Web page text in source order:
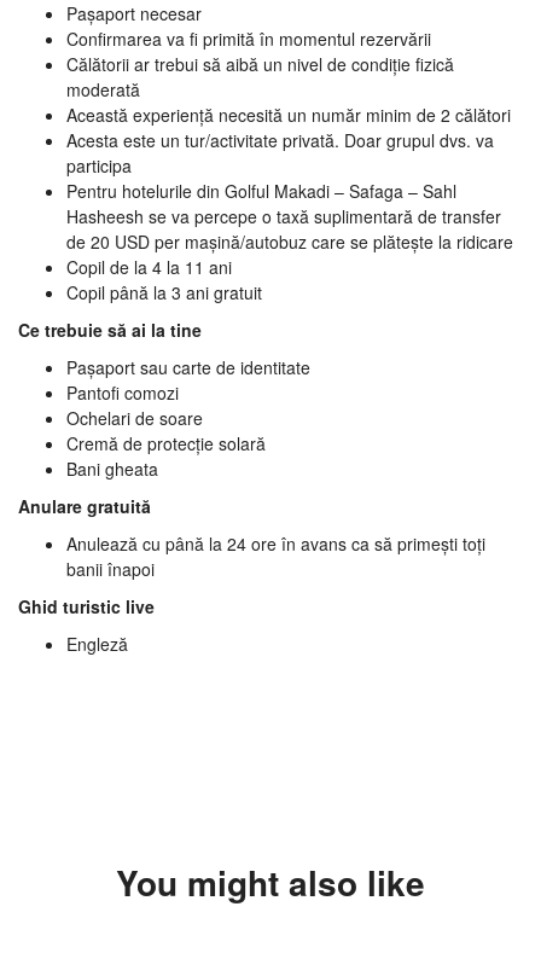
Pașaport necesar
Confirmarea va fi primită în momentul rezervării
Călătorii ar trebui să aibă un nivel de condiție fizică
moderată
Această experiență necesită un număr minim de 2 călători
Acesta este un tur/activitate privată. Doar grupul dvs. va
participa
Pentru hotelurile din Golful Makadi – Safaga – Sahl
Hasheesh se va percepe o taxă suplimentară de transfer
de 20 USD per mașină/autobuz care se plătește la ridicare
Copil de la 4 la 11 ani
Copil până la 3 ani gratuit
Ce trebuie să ai la tine
Pașaport sau carte de identitate
Pantofi comozi
Ochelari de soare
Cremă de protecție solară
Bani gheata
Anulare gratuită
Anulează cu până la 24 ore în avans ca să primești toți
banii înapoi
Ghid turistic live
Engleză
You might also like